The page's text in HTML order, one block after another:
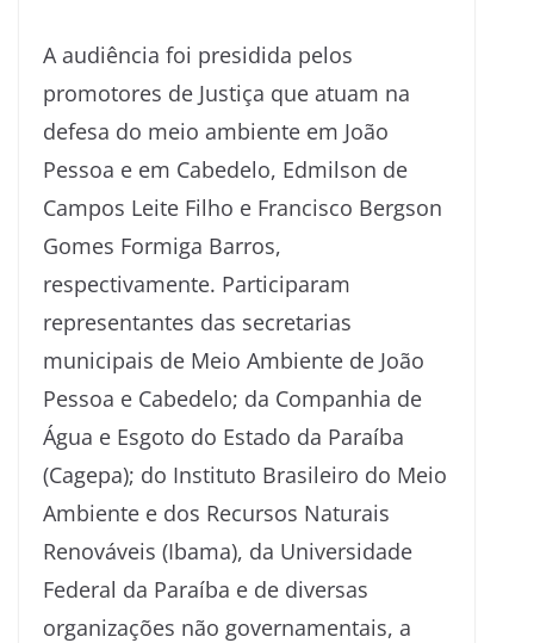
A audiência foi presidida pelos
promotores de Justiça que atuam na
defesa do meio ambiente em João
Pessoa e em Cabedelo, Edmilson de
Campos Leite Filho e Francisco Bergson
Gomes Formiga Barros,
respectivamente. Participaram
representantes das secretarias
municipais de Meio Ambiente de João
Pessoa e Cabedelo; da Companhia de
Água e Esgoto do Estado da Paraíba
(Cagepa); do Instituto Brasileiro do Meio
Ambiente e dos Recursos Naturais
Renováveis (Ibama), da Universidade
Federal da Paraíba e de diversas
organizações não governamentais, a